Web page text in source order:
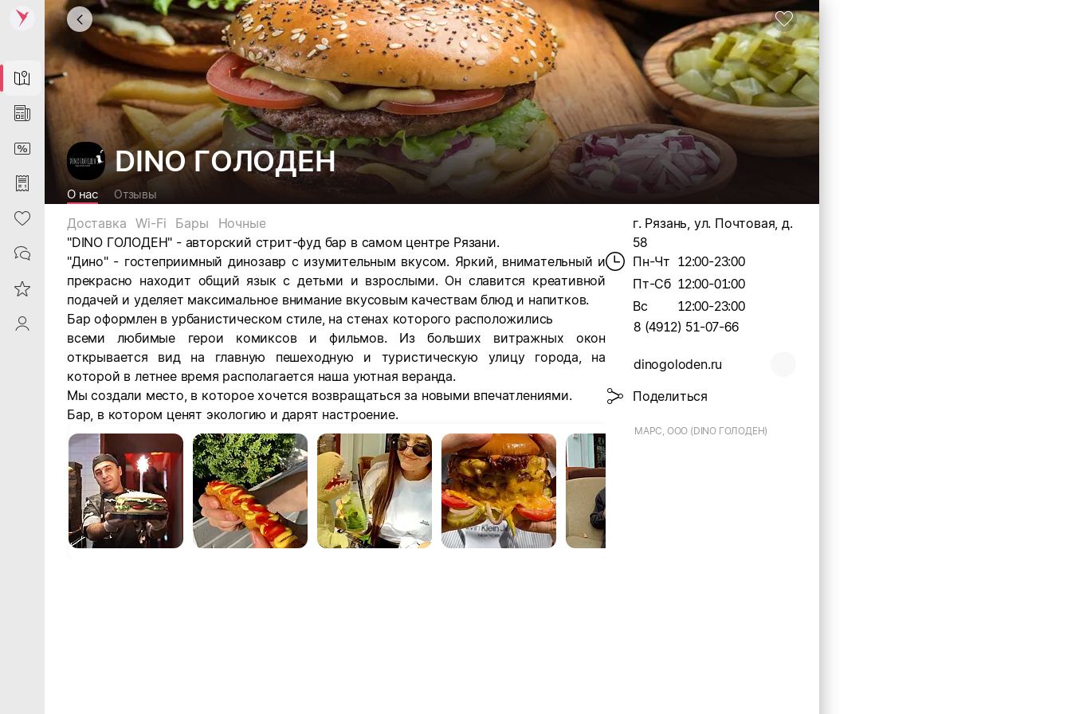
Map
News
DiscountCard
Purchases
Heart
Contacts
Reviews
ProfileSaby
DINO ГОЛОДЕН
О нас Отзывы
Доставка Wi-Fi Бары
Ночные
"DINO ГОЛОДЕН" - авторский стрит-фуд бар в самом центре Рязани.
"Дино" - гостеприимный динозавр с изумительным вкусом. Яркий, внимательный и
прекрасно находит общий язык с детьми и взрослыми. Он славится креативной
подачей и уделяет максимальное внимание вкусовым качествам блюд и напитков.
Бар оформлен в урбанистическом стиле, на стенах которого расположились
всеми любимые герои комиксов и фильмов. Из больших витражных окон
открывается вид на главную пешеходную и туристическую улицу города, на
которой в летнее время располагается наша уютная веранда.
Мы создали место, в которое хочется возвращаться за новыми впечатлениями.
Бар, в котором ценят экологию и дарят настроение.
г. Рязань, ул. Почтовая, д.
58
Пн-Чт 12:00-23:00
Пт-Сб 12:00-01:00
Вс
12:00-23:00
8 (4912) 51-07-66
dinogoloden.ru
Поделиться
МАРС, ООО (DINO ГОЛОДЕН)